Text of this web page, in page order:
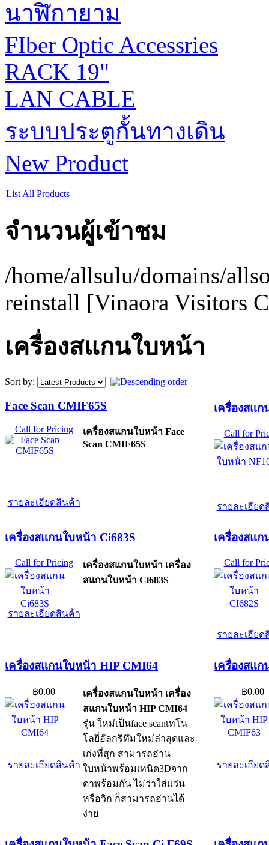
นาฬิกายาม
FIber Optic Accessries
RACK 19"
LAN CABLE
ระบบประตูกั้นทางเดิน
New Product
List All Products
จำนวนผู้เข้าชม
/home/allsulu/domains/
reinstall [Vinaora Visitors
เครื่องสแกนใบหน้า
Sort by:
Face Scan CMIF65S
Call for Pricing
รายละเอียดสินค้า
เครื่องสแกนใบหน้า Face
Scan CMIF65S
เครื่องสแ
Call for
รายละเอีย
เครื่องสแกนใบหน้า Ci683S
Call for Pricing
รายละเอียดสินค้า
เครื่องสแกนใบหน้า เครื่อง
สแกนใบหน้า Ci683S
เครื่องสแก
Call for
รายละเอีย
เครื่องสแกนใบหน้า HIP CMI64
฿0.00
รายละเอียดสินค้า
เครื่องสแกนใบหน้า เครื่อง
สแกนใบหน้า HIP CMI64
รุ่น ใหม่เป็นface scanเทโน
โลยี่อัลกริทึมใหม่ล่าสุดและ
เก่งที่สุก สามารถอ่าน
ใบหน้าพร้อมเทนิด3Dจาก
ดาพร้อมกัน ไม่ว่าใส่แว่น
หรือวิก ก็สามารถอ่านได้
ง่าย
เครื่องสแ
฿0.00
รายละเอีย